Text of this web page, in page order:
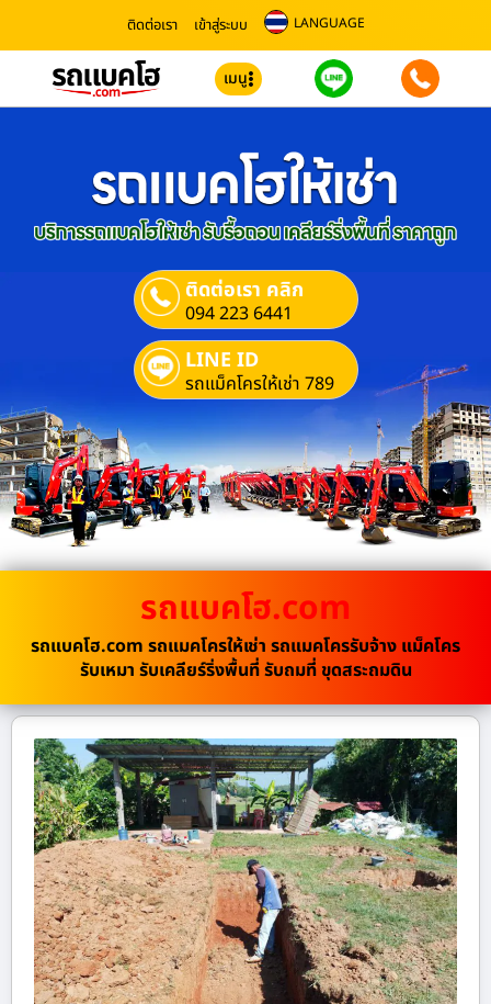
ติดต่อเรา เข้าสู่ระบบ LANGUAGE
เมนู
ติดต่อเรา คลิก
094 223 6441
LINE ID
รถแม็คโครให้เช่า 789
รถแบคโฮ.com
รถแบคโฮ.com รถแมคโครให้เช่า รถแมคโครรับจ้าง แม็คโคร
รับเหมา รับเคลียร์ริ่งพื้นที่ รับถมที่ ขุดสระถมดิน